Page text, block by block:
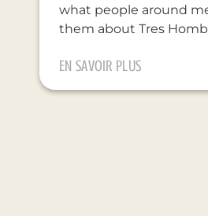
what people around
them about Tres
EN SAVOIR PLUS